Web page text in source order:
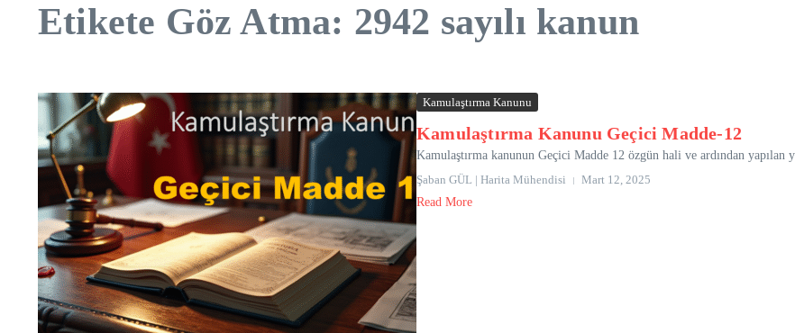
Etikete Göz Atma: 2942 sayılı kanun
Kamulaştırma Kanunu
Kamulaştırma Kanunu Geçici Madde-12
Kamulaştırma kanunun Geçici Madde 12 özgün hali ve ardından
Şaban GÜL | Harita Mühendisi
Mart 12, 2025
Read More